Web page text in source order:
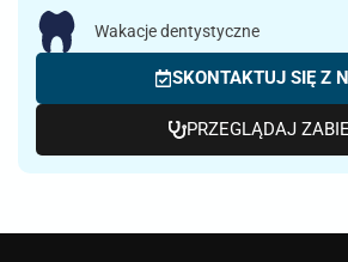
Wakacje dentystyczne
SKONTAKTUJ SIĘ Z
PRZEGLĄDAJ